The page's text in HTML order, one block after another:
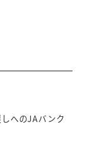
へのJAバンク